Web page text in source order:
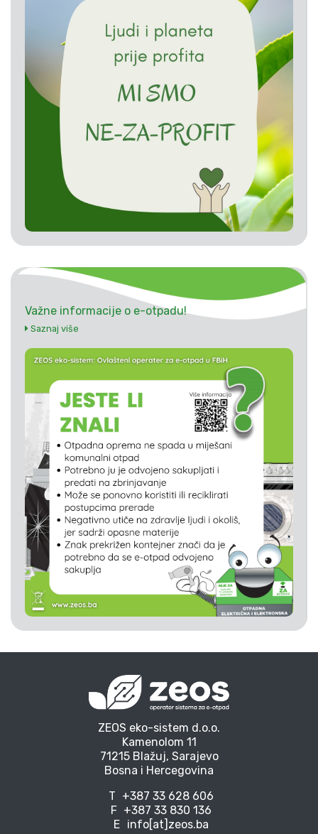
Važne informacije o e-otpadu!
Saznaj više
ZEOS eko-sistem d.o.o.
Kamenolom 11
71215 Blažuj, Sarajevo
Bosna i Hercegovina
T +387 33 628 606
F +387 33 830 136
E info[at]zeos.ba